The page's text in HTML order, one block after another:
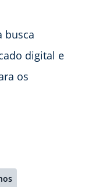
busca
digital e
os